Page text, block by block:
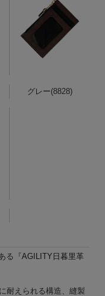
グレー(8828)
る『AGILITY日暮里革
耐えられる構造、縫製